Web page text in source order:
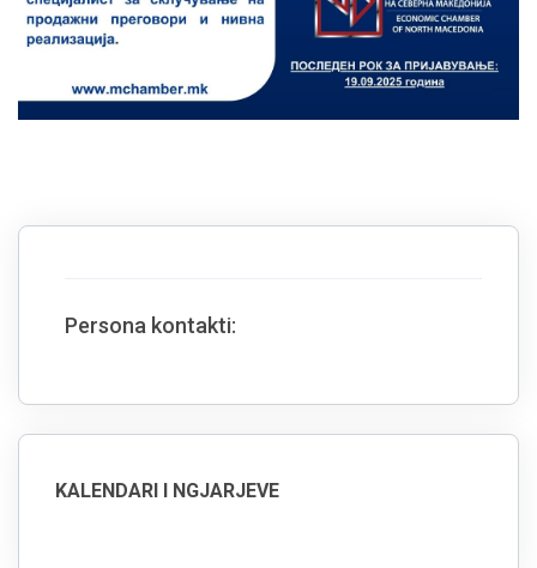
Persona kontakti:
KALENDARI I NGJARJEVE